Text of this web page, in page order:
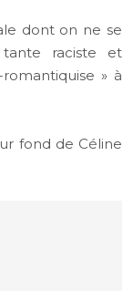
dont on ne se
tante raciste et
» à
fond de Céline